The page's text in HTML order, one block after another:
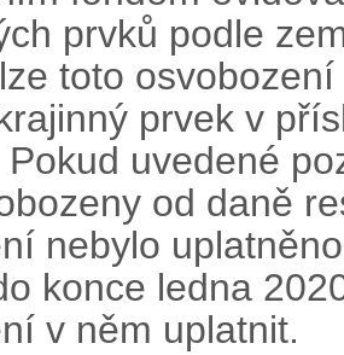
prvků podle
toto
prvek v
uvedené
od daně
nebylo
konce ledna
v něm uplatnit.